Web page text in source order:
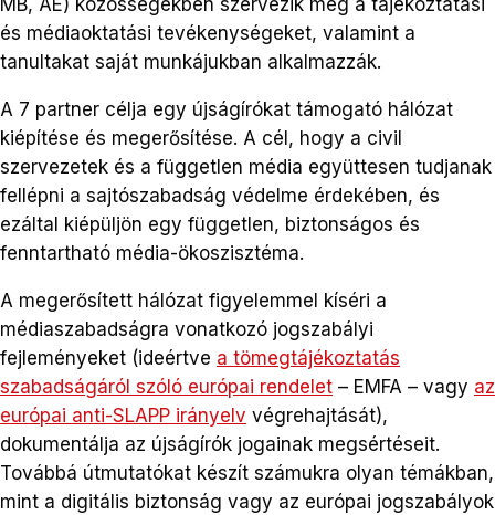
MB, AE) közösségekben szervezik meg a tájékoztatási
és médiaoktatási tevékenységeket, valamint a
tanultakat saját munkájukban alkalmazzák.
A 7 partner célja egy újságírókat támogató hálózat
kiépítése és megerősítése. A cél, hogy a civil
szervezetek és a független média együttesen tudjanak
fellépni a sajtószabadság védelme érdekében, és
ezáltal kiépüljön egy független, biztonságos és
fenntartható média-ökoszisztéma.
A megerősített hálózat figyelemmel kíséri a
médiaszabadságra vonatkozó jogszabályi
fejleményeket (ideértve a tömegtájékoztatás
szabadságáról szóló európai rendelet – EMFA – vagy az
európai anti-SLAPP irányelv végrehajtását),
dokumentálja az újságírók jogainak megsértéseit.
Továbbá útmutatókat készít számukra olyan témákban,
mint a digitális biztonság vagy az európai jogszabályok